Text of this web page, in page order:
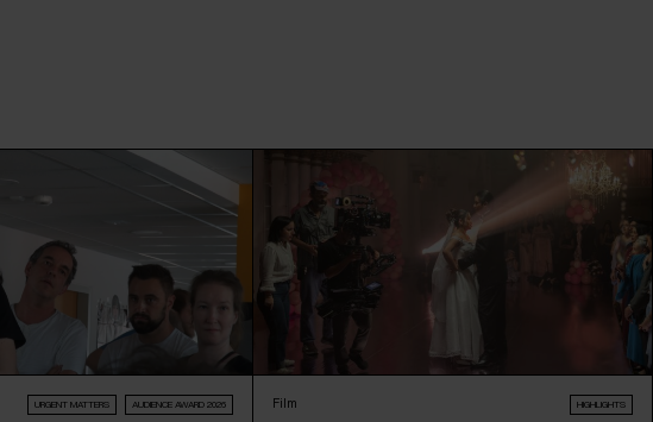
URGENT MATTERS AUDIENCE AWARD 2026 Film HIGHLIGHTS